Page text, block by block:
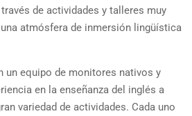
de actividades y talleres muy
atmósfera de inmersión lingüística
un equipo de monitores nativos y
en la enseñanza del inglés a
variedad de actividades. Cada uno